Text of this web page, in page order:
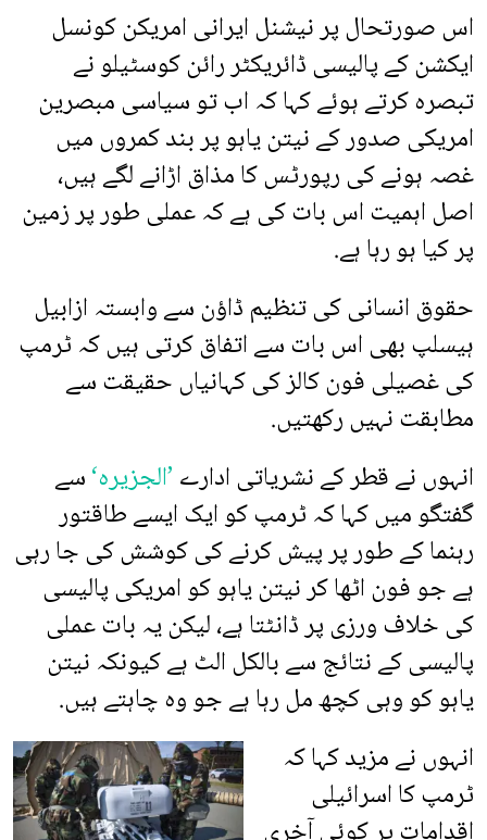
اس صورتحال پر نیشنل ایرانی امریکن کونسل
ایکشن کے پالیسی ڈائریکٹر رائن کوسٹیلو نے
تبصرہ کرتے ہوئے کہا کہ اب تو سیاسی مبصرین
امریکی صدور کے نیتن یاہو پر بند کمروں میں
غصہ ہونے کی رپورٹس کا مذاق اڑانے لگے ہیں،
اصل اہمیت اس بات کی ہے کہ عملی طور پر زمین
پر کیا ہو رہا ہے.
حقوق انسانی کی تنظیم ڈاؤن سے وابستہ ازابیل
ہیسلپ بھی اس بات سے اتفاق کرتی ہیں کہ ٹرمپ
کی غصیلی فون کالز کی کہانیاں حقیقت سے
مطابقت نہیں رکھتیں.
انہوں نے قطر کے نشریاتی ادارے’الجزیرہ‘سے
گفتگو میں کہا کہ ٹرمپ کو ایک ایسے طاقتور
رہنما کے طور پر پیش کرنے کی کوشش کی جا رہی
ہے جو فون اٹھا کر نیتن یاہو کو امریکی پالیسی
کی خلاف ورزی پر ڈانٹتا ہے، لیکن یہ بات عملی
پالیسی کے نتائج سے بالکل الٹ ہے کیونکہ نیتن
یاہو کو وہی کچھ مل رہا ہے جو وہ چاہتے ہیں.
انہوں نے مزید کہا کہ
ٹرمپ کا اسرائیلی